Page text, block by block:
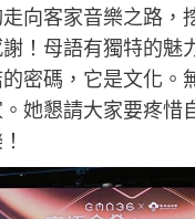
向客家音樂之路，
！母語有獨特的魅
密碼，它是文化。
她懇請大家要疼惜